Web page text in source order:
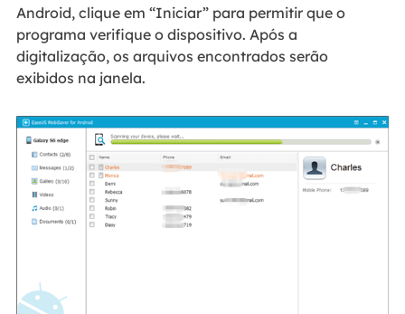
Android, clique em “Iniciar” para permitir que o
programa verifique o dispositivo. Após a
digitalização, os arquivos encontrados serão
exibidos na janela.